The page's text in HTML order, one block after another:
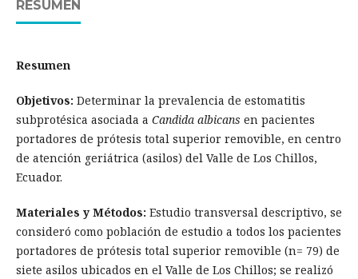
RESUMEN
Resumen
Objetivos: Determinar la prevalencia de estomatitis
subprotésica asociada a Candida albicans en pacientes
portadores de prótesis total superior removible, en centro
de atención geriátrica (asilos) del Valle de Los Chillos,
Ecuador.
Materiales y Métodos: Estudio transversal descriptivo, se
consideró como población de estudio a todos los pacientes
portadores de prótesis total superior removible (n= 79) de
siete asilos ubicados en el Valle de Los Chillos; se realizó